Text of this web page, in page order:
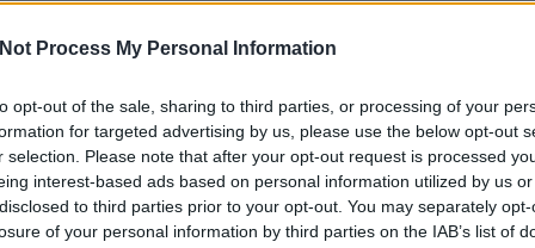
Process My Personal Information
opt-out of the sale, sharing to third parties, or processing of your
for targeted advertising by us, please use the below opt-out
selection. Please note that after your opt-out request is processed
interest-based ads based on personal information utilized by us
to third parties prior to your opt-out. You may separately
of your personal information by third parties on the IAB’s list of
LETTEM ILYEN -
DALVÁLOGATÁS AZ
KEDVELŐKNEK
a Lángoló!
EZT